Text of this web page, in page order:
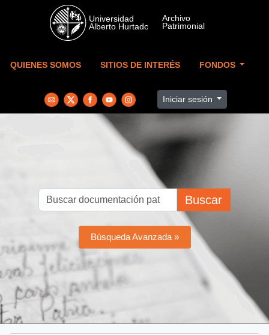
Skip to main content
QUIENES SOMOS SITIOS DE INTERÉS FONDOS
Iniciar sesión
Buscar
Búsqueda Avanzada »